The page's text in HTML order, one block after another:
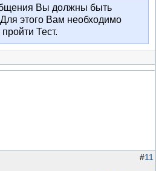
Вы должны быть
этого Вам необходимо
пройти Тест.
#11